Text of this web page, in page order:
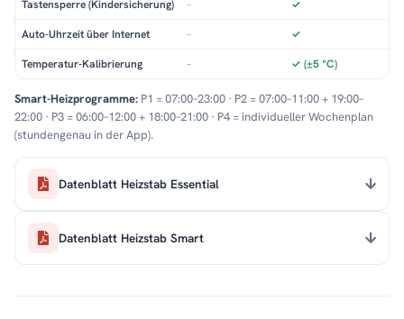
Tastensperre (Kindersicherung) – ✓
Auto-Uhrzeit über Internet – ✓
Temperatur-Kalibrierung – ✓ (±5 °C)
Smart-Heizprogramme: P1 = 07:00–23:00 · P2 = 07:00–11:00 + 19:00–
22:00 · P3 = 06:00–12:00 + 18:00–21:00 · P4 = individueller Wochenplan
(stundengenau in der App).
Datenblatt Heizstab Essential
Datenblatt Heizstab Smart